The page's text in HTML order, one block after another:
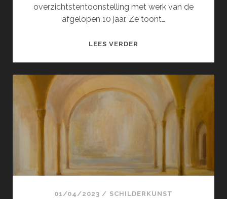
overzichtstentoonstelling met werk van de
afgelopen 10 jaar. Ze toont…
LEES VERDER
DE
(MEI)
01/04/2023 / SCHILDERKUNST